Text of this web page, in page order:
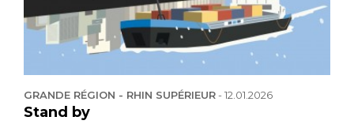
GRANDE RÉGION - RHIN SUPÉRIEUR-12.01.2026
Stand by